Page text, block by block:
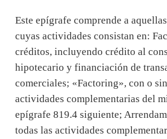
Este epígrafe comprende a
cuyas actividades consistan en:
créditos, incluyendo crédito al
hipotecario y financiación de
comerciales; «Factoring», con o
actividades complementarias del
epígrafe 819.4 siguiente;
todas las actividades